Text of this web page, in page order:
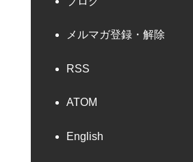
メルマガ登録・解除
RSS
ATOM
English